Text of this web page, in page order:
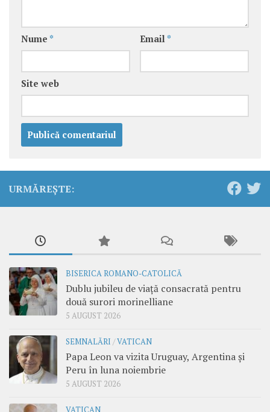
Nume * Email *
Site web
URMĂREȘTE:
BISERICA ROMANO-CATOLICĂ
Dublu jubileu de viață consacrată pentru
două surori morinelliane
5 AUGUST 2026
SEMNALĂRI /VATICAN
Papa Leon va vizita Uruguay, Argentina și
Peru în luna noiembrie
5 AUGUST 2026
VATICAN